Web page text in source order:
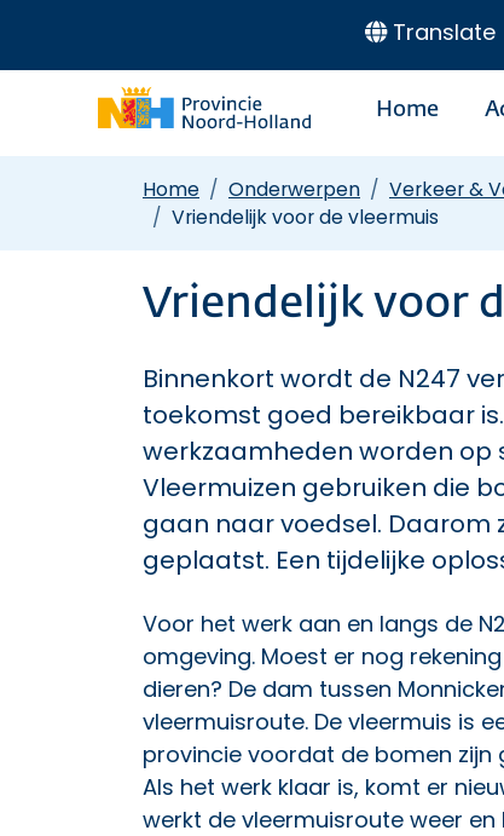
Translate
Home
Home Onderwerpen Verkeer &
Vriendelijk voor de vleermuis
Vriendelijk voor
Binnenkort wordt de N247
toekomst goed bereikbaar
werkzaamheden worden
Vleermuizen gebruiken die
gaan naar voedsel. Daarom
geplaatst. Een tijdelijke
Voor het werk aan en langs de
omgeving. Moest er nog
dieren? De dam tussen
vleermuisroute. De vleermuis is
provincie voordat de bomen zijn
Als het werk klaar is, komt er
werkt de vleermuisroute weer